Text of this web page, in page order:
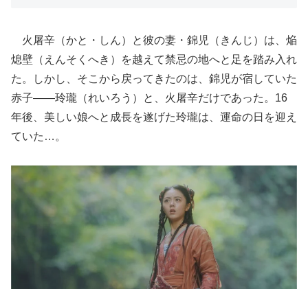
火屠辛（かと・しん）と彼の妻・錦児（きんじ）は、焔
熄壁（えんそくへき）を越えて禁忌の地へと足を踏み入れ
た。しかし、そこから戻ってきたのは、錦児が宿していた
赤子――玲瓏（れいろう）と、火屠辛だけであった。16
年後、美しい娘へと成長を遂げた玲瓏は、運命の日を迎え
ていた…。